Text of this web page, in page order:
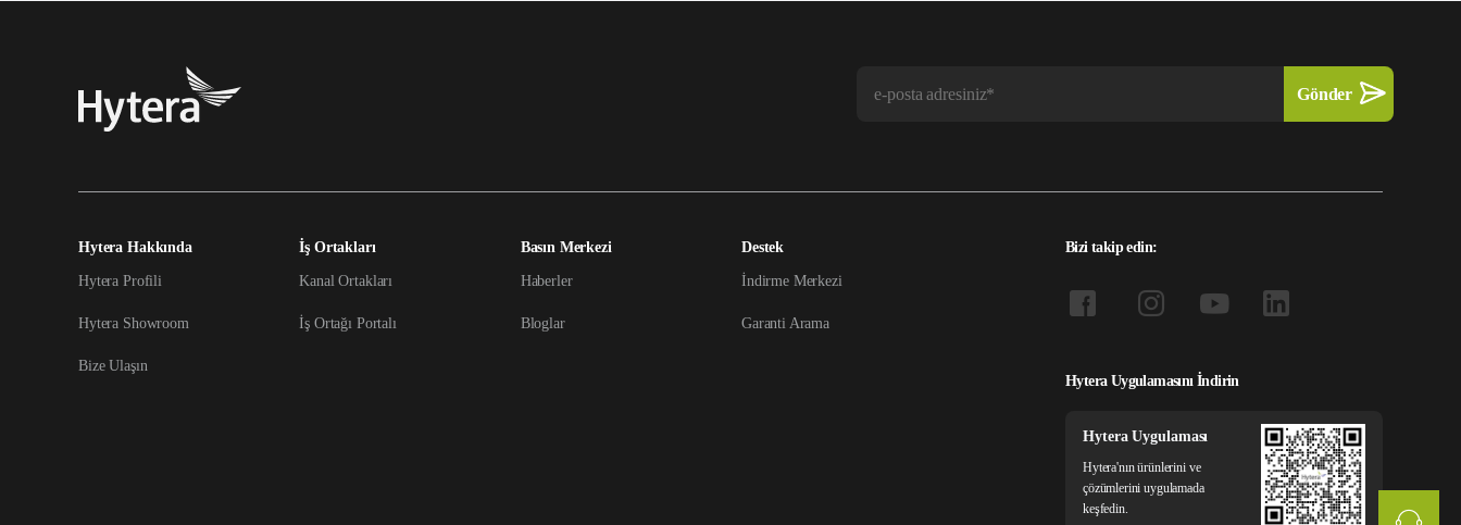
Hytera Hakkında
Hytera Profili
Hytera Showroom
Bize Ulaşın
İş Ortakları
Kanal Ortakları
İş Ortağı Portalı
Basın Merkezi
Haberler
Bloglar
Destek
İndirme Merkezi
Garanti Arama
Bizi takip edin:
Hytera Uygulamasını İndirin
Hytera Uygulaması
Hytera'nın ürünlerini ve
çözümlerini uygulamada
keşfedin.